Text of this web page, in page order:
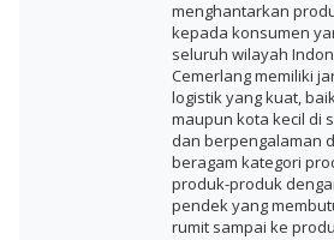
menghantarkan
kepada konsumen
seluruh wilayah
Cemerlang memiliki
logistik yang kuat,
maupun kota kecil di
dan berpengalaman
beragam kategori
produk-produk
pendek yang
rumit sampai ke